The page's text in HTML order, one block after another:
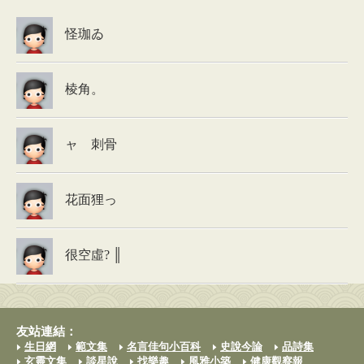
怪珈ゐ
棱角。
ャ 刺骨
花面狸っ
很空虛? ║
友站連結：
生日網 範文集 名言佳句小百科 史說今論
品詩集
玄靈文集
談星說 找樂趣 風雅小築 健康觀察報